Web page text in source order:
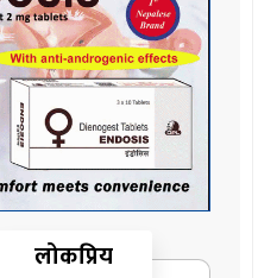
लोकप्रिय